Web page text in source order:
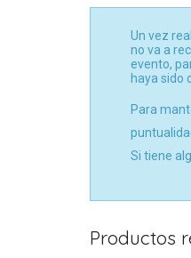
Un vez
no va a
evento,
haya sido
Para
Si tiene
Productos